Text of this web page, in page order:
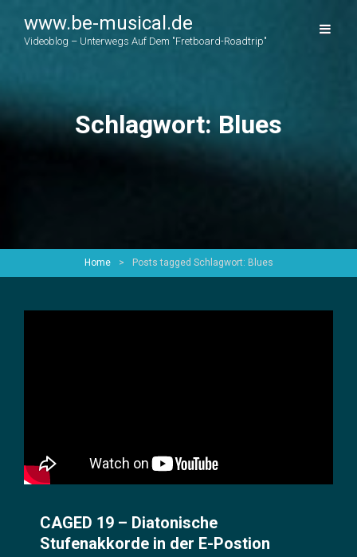
www.be-musical.de
Videoblog – Unterwegs Auf Dem "Fretboard-Roadtrip"
Schlagwort: Blues
Home > Posts tagged Schlagwort: Blues
CAGED 19 – Diatonische
Stufenakkorde in der E-Postion